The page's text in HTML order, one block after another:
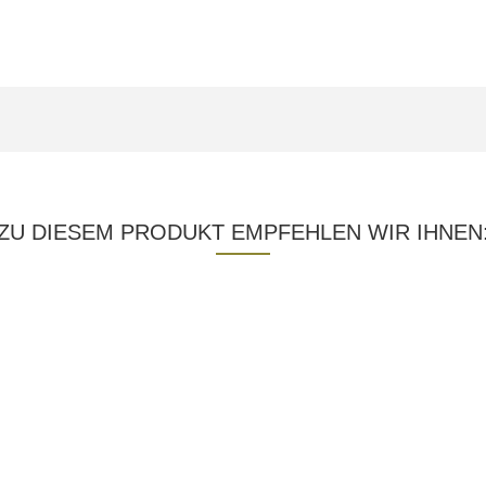
DIESEM PRODUKT EMPFEHLEN WIR